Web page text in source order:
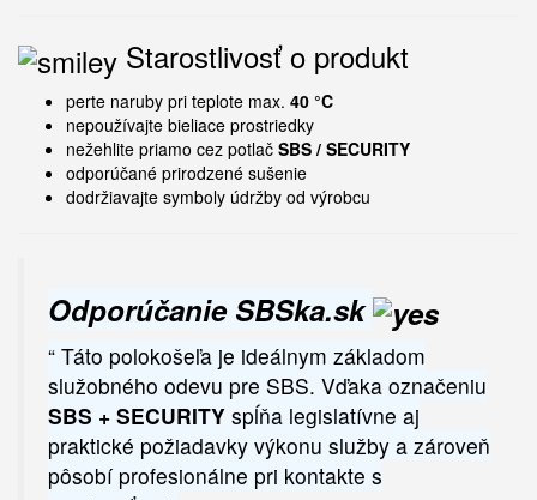
Starostlivosť o produkt
perte naruby pri teplote max. 40 °C
nepoužívajte bieliace prostriedky
nežehlite priamo cez potlač SBS / SECURITY
odporúčané prirodzené sušenie
dodržiavajte symboly údržby od výrobcu
Odporúčanie SBSka.sk
“ Táto polokošeľa je ideálnym základom
služobného odevu pre SBS. Vďaka označeniu
SBS + SECURITY spĺňa legislatívne aj
praktické požiadavky výkonu služby a zároveň
pôsobí profesionálne pri kontakte s